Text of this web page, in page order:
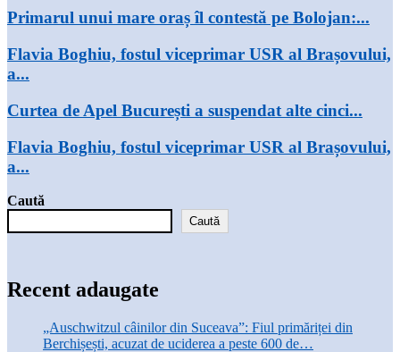
Primarul unui mare oraș îl contestă pe Bolojan:...
Flavia Boghiu, fostul viceprimar USR al Brașovului,
a...
Curtea de Apel București a suspendat alte cinci...
Flavia Boghiu, fostul viceprimar USR al Brașovului,
a...
Caută
Caută
Recent adaugate
„Auschwitzul câinilor din Suceava”: Fiul primăriței din
Berchișești, acuzat de uciderea a peste 600 de…